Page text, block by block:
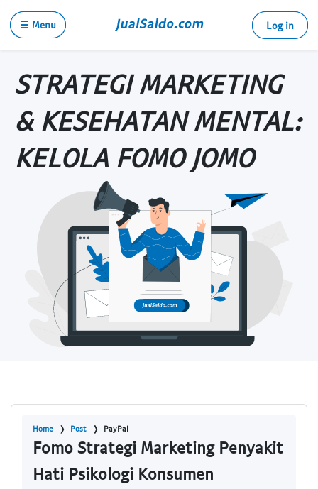
☰ Menu Log in
STRATEGI MARKETING
& KESEHATAN MENTAL:
KELOLA FOMO JOMO
Home Post PayPal
Fomo Strategi Marketing Penyakit
Hati Psikologi Konsumen